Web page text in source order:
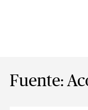
Fuente: